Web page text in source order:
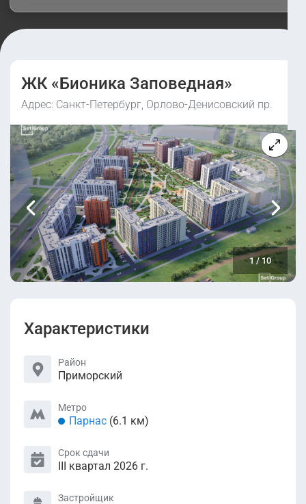
ЖК «Бионика Заповедная»
Адрес: Санкт-Петербург, Орлово-Денисовский пр.
1 /10
Характеристики
Район
Приморский
Метро
Парнас (6.1 км)
Срок сдачи
III квартал 2026 г.
Застройщик